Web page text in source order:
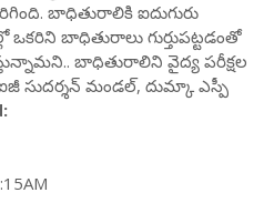
బాధితురాలికి ఐదుగురు
ఒకరిని బాధితురాలు గుర్తుపట్టడంతో
బాధితురాలిని వైద్య పరీక్షల
సుదర్శన్ మండల్, దుమ్కా ఎస్పీ